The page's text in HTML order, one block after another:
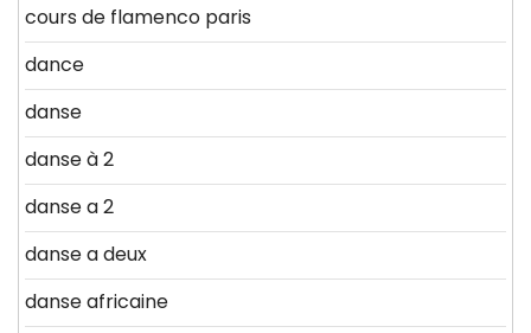
cours de flamenco paris
dance
danse
danse à 2
danse a 2
danse a deux
danse africaine